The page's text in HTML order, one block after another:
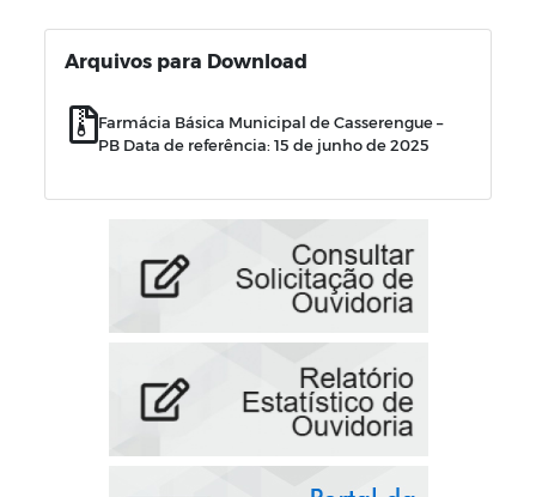
Arquivos para Download
Farmácia Básica Municipal de Casserengue –
PB Data de referência: 15 de junho de 2025